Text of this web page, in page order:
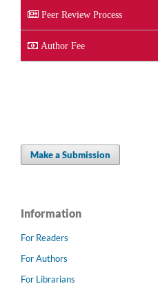
Peer Review Process
Author Fee
Make a Submission
Information
For Readers
For Authors
For Librarians